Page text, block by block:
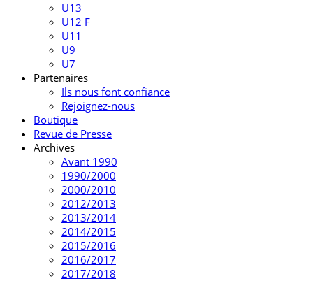
U13
U12 F
U11
U9
U7
Partenaires
Ils nous font confiance
Rejoignez-nous
Boutique
Revue de Presse
Archives
Avant 1990
1990/2000
2000/2010
2012/2013
2013/2014
2014/2015
2015/2016
2016/2017
2017/2018